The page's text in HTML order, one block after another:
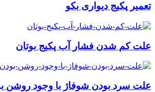
تعمیر پکیج دیواری بکو
علت کم شدن فشار آب پکیج بوتان
علت سرد بودن شوفاژ با وجود روشن